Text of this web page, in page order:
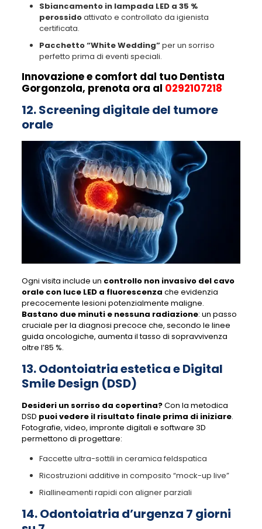
Sbiancamento in lampada LED a 35 %
perossidoattivato e controllato da igienista
certificata.
Pacchetto “White Wedding”per un sorriso
perfetto prima di eventi speciali.
Innovazione e comfort dal tuo Dentista
Gorgonzola, prenota ora al 0292107218
12. Screening digitale del tumore
orale
Ogni visita include un controllo non invasivo del cavo
orale con luce LED a fluorescenza che evidenzia
precocemente lesioni potenzialmente maligne.
Bastano due minuti e nessuna radiazione: un passo
cruciale per la diagnosi precoce che, secondo le linee
guida oncologiche, aumenta il tasso di sopravvivenza
oltre l’85 %.
13. Odontoiatria estetica e Digital
Smile Design (DSD)
Desideri un sorriso da copertina?Con la metodica
DSD puoi vedere il risultato finale prima di iniziare.
Fotografie, video, impronte digitali e software 3D
permettono di progettare:
Faccette ultra-sottili in ceramica feldspatica
Ricostruzioni additive in composito “mock-up live”
Riallineamenti rapidi con aligner parziali
14. Odontoiatria d’urgenza 7 giorni